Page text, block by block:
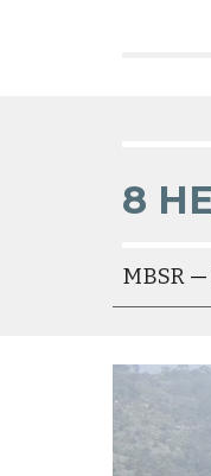
8
MBSR —